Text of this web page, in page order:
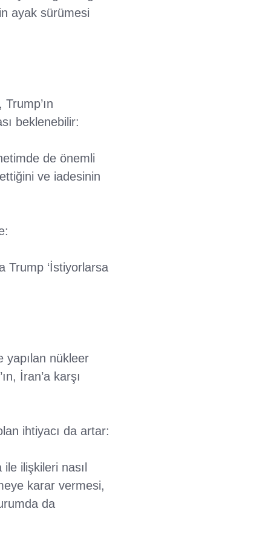
ayak sürümesi
beklenebilir:
de önemli
ve iadesinin
Trump ‘İstiyorlarsa
yapılan nükleer
İran’a karşı
ihtiyacı da artar:
ilişkileri nasıl
karar vermesi,
da